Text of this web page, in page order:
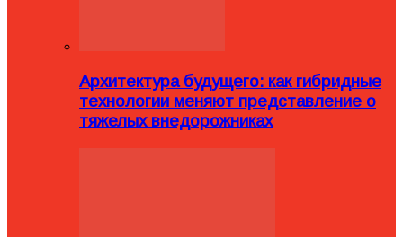
Архитектура будущего: как гибридные
технологии меняют представление о
тяжелых внедорожниках